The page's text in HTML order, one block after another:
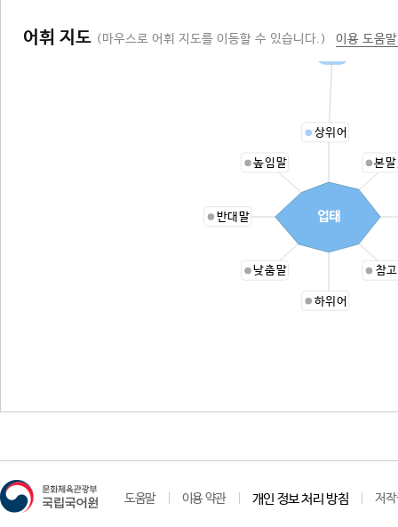
어휘 지도 (마우스로 어휘 지도를 이동할 수 있습니다.) 이용 도움
상위어
본
참
하위어
낮춤말
반대말
높임말
업태
도움말 이용 약관 개인 정보 처리 방침 저